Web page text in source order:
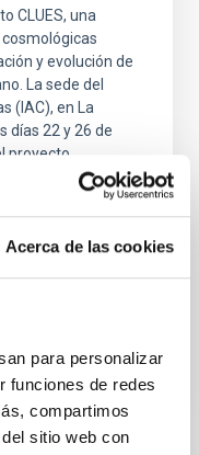
Acerca de las cookies
para personalizar
funciones de redes
compartimos
sitio web con
CLUES, una
y evolución de
La sede del
(IAC), en La
días 22 y 26 de
proyecto
Local UniversE
numéricas
de reconstruir